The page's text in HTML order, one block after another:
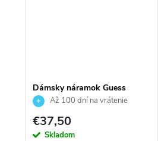
Dámsky náramok Guess
JUBB05039JWRHS
Až 100 dní na vrátenie
tovaru. Autorizovaný predajca.
€37,50
Skladom